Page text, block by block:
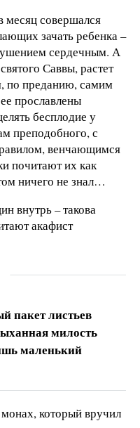
месяц совершался
зачать ребенка –
сердечным. А
Саввы, растет
по преданию, самим
прославлены
бесплодие у
преподобного, с
венчающимся
почитают их как
ничего не знал…
внутрь – такова
акафист
пакет листьев
милость
маленький
который вручил